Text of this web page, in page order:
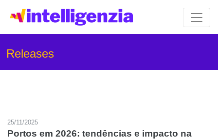
Releases
25/11/2025
Portos em 2026: tendências e impacto na